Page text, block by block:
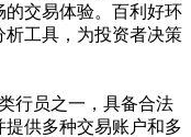
交易体验。百利好环
工具，为投资者决策
行员之一，具备合法
供多种交易账户和多